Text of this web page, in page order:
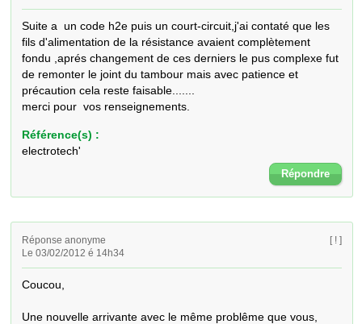
Suite a  un code h2e puis un court-circuit,j'ai contaté que les
fils d'alimentation de la résistance avaient complètement
fondu ,aprés changement de ces derniers le pus complexe fut
de remonter le joint du tambour mais avec patience et
précaution cela reste faisable.......
merci pour  vos renseignements.
Référence(s) :
electrotech'
Répondre
Réponse anonyme
Le 03/02/2012 é 14h34
[ ! ]
Coucou,
Une nouvelle arrivante avec le même problême que vous,